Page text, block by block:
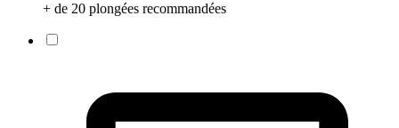
+ de 20 plongées recommandées